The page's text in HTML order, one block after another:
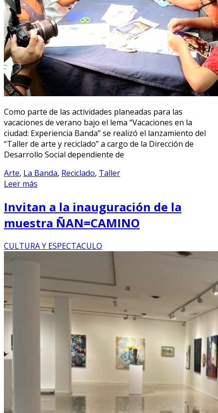
Como parte de las actividades planeadas para las
vacaciones de verano bajo el lema “Vacaciones en la
ciudad: Experiencia Banda” se realizó el lanzamiento del
“Taller de arte y reciclado” a cargo de la Dirección de
Desarrollo Social dependiente de
Arte, La Banda, Reciclado, Taller
Leer más
Invitan a la inauguración de la
muestra ÑAN=CAMINO
CULTURA Y ESPECTACULO